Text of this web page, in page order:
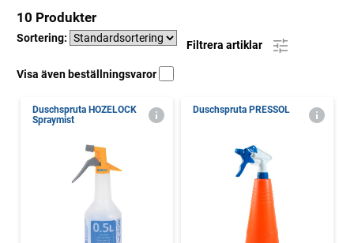
10 Produkter
Sortering:
Filtrera artiklar
Visa även beställningsvaror
Duschspruta HOZELOCK
Spraymist
Duschspruta PRESSOL